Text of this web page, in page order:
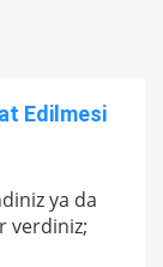
Edilmesi
ya da
verdiniz;